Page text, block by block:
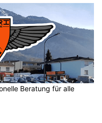
Beratung für alle